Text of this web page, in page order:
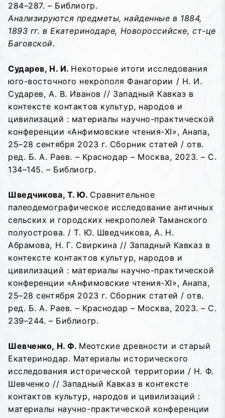
284–287. – Библиогр.
Анализируются предметы, найденные в 1884,
1893 гг. в Екатеринодаре, Новороссийске, ст-це
Баговской.
Сударев, Н. И. Некоторые итоги исследования
юго-восточного некрополя Фанагории / Н. И.
Сударев, А. В. Иванов // Западный Кавказ в
контексте контактов культур, народов и
цивилизаций : материалы научно-практической
конференции «Анфимовские чтения-XI», Анапа,
25–28 сентября 2023 г. Сборник статей / отв.
ред. Б. А. Раев. – Краснодар – Москва, 2023. – С.
134–145. – Библиогр.
Шведчикова, Т. Ю. Сравнительное
палеодемографическое исследование античных
сельских и городских некрополей Таманского
полуострова. / Т. Ю. Шведчикова, А. Н.
Абрамова, Н. Г. Свиркина // Западный Кавказ в
контексте контактов культур, народов и
цивилизаций : материалы научно-практической
конференции «Анфимовские чтения-XI», Анапа,
25–28 сентября 2023 г. Сборник статей / отв.
ред. Б. А. Раев. – Краснодар – Москва, 2023. – С.
239–244. – Библиогр.
Шевченко, Н. Ф. Меотские древности и старый
Екатеринодар. Материалы исторического
исследования исторической территории / Н. Ф.
Шевченко // Западный Кавказ в контексте
контактов культур, народов и цивилизаций :
материалы научно-практической конференции